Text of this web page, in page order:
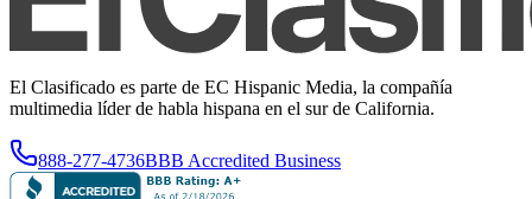
El Clasificado es parte de EC Hispanic Media, la compañía
multimedia líder de habla hispana en el sur de California.
888-277-4736BBB Accredited Business